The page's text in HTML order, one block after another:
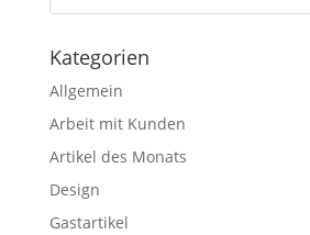
Kategorien
Allgemein
Arbeit mit Kunden
Artikel des Monats
Design
Gastartikel